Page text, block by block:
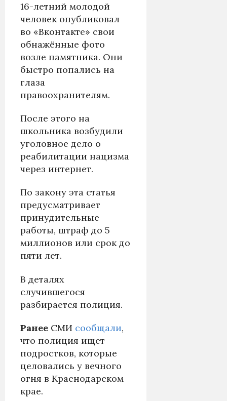
16-летний молодой
человек опубликовал
во «Вконтакте» свои
обнажённые фото
возле памятника. Они
быстро попались на
глаза
правоохранителям.
После этого на
школьника возбудили
уголовное дело о
реабилитации нацизма
через интернет.
По закону эта статья
предусматривает
принудительные
работы, штраф до 5
миллионов или срок до
пяти лет.
В деталях
случившегося
разбирается полиция.
Ранее СМИ сообщали,
что полиция ищет
подростков, которые
целовались у вечного
огня в Краснодарском
крае.